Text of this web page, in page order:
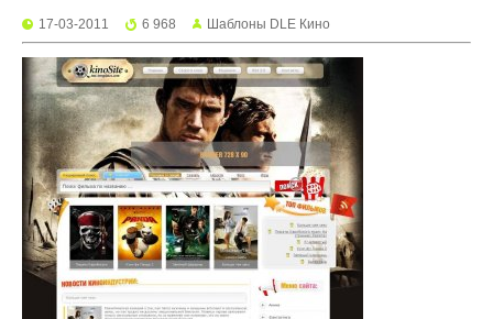
17-03-2011 6 968 Шаблоны DLE Кино